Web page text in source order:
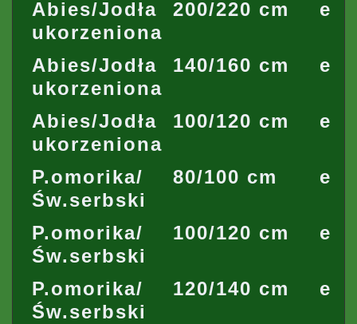
Abies/Jodła
ukorzeniona
200/220 cm
Abies/Jodła
ukorzeniona
140/160 cm
Abies/Jodła
ukorzeniona
100/120 cm
P.omorika/
Św.serbski
80/100 cm
P.omorika/
Św.serbski
100/120 cm
P.omorika/
Św.serbski
120/140 cm